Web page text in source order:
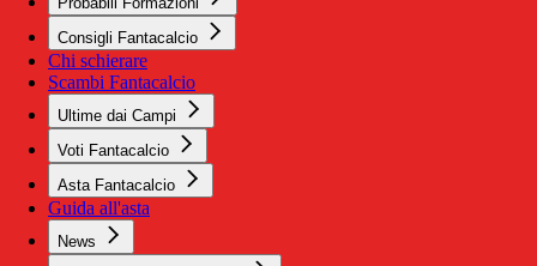
Consigli Fantacalcio
Chi schierare
Scambi Fantacalcio
Ultime dai Campi
Voti Fantacalcio
Asta Fantacalcio
Guida all'asta
News